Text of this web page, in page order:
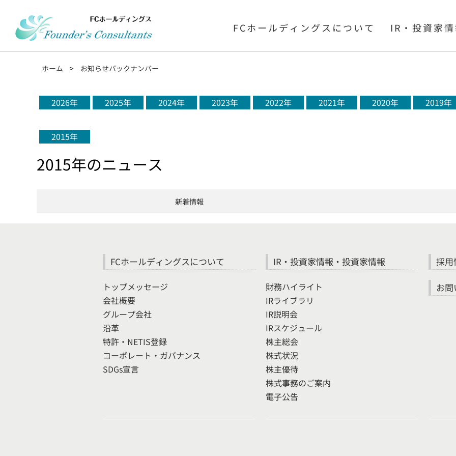
FCホールディングスについて IR・投資家情
ホーム > お知らせバックナンバー
2026年 2025年 2024年 2023年 2022年 2021年 2020年 2019年
2015年
2015年のニュース
新着情報
FCホールディングスについて
トップメッセージ
会社概要
グループ会社
沿革
特許・NETIS登録
コーポレート・ガバナンス
SDGs宣言
IR・投資家情報・投資家情報
財務ハイライト
IRライブラリ
IR説明会
IRスケジュール
株主総会
株式状況
株主優待
株式事務のご案内
電子公告
採用
お